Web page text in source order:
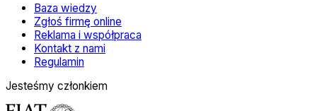
Baza wiedzy
Zgłoś firmę online
Reklama i współpraca
Kontakt z nami
Regulamin
Jesteśmy członkiem